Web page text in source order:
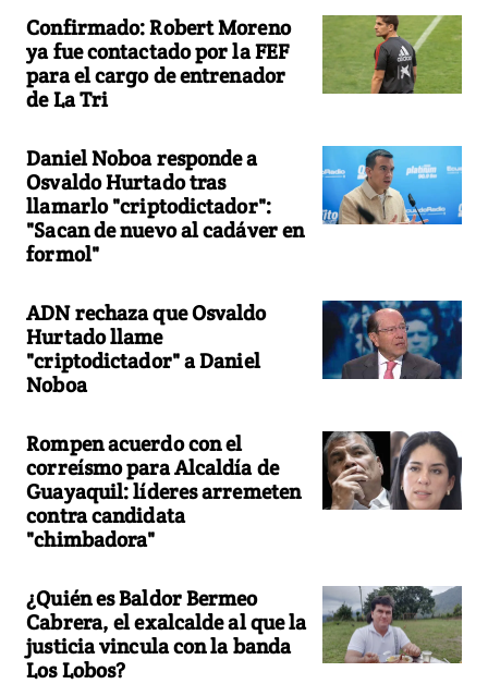
Confirmado: Robert Moreno
ya fue contactado por la FEF
para el cargo de entrenador
de La Tri
Daniel Noboa responde a
Osvaldo Hurtado tras
llamarlo "criptodictador":
"Sacan de nuevo al cadáver en
formol"
ADN rechaza que Osvaldo
Hurtado llame
"criptodictador" a Daniel
Noboa
Rompen acuerdo con el
correísmo para Alcaldía de
Guayaquil: líderes arremeten
contra candidata
"chimbadora"
¿Quién es Baldor Bermeo
Cabrera, el exalcalde al que la
justicia vincula con la banda
Los Lobos?